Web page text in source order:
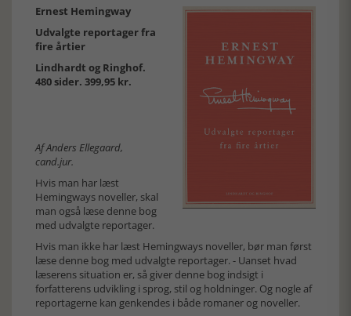
Ernest Hemingway
Udvalgte reportager fra
fire årtier
Lindhardt og Ringhof.
480 sider. 399,95 kr.
Af Anders Ellegaard,
cand.jur.
Hvis man har læst
Hemingways noveller, skal
man også læse denne bog
med udvalgte reportager.
Hvis man ikke har læst Hemingways noveller, bør man først
læse denne bog med udvalgte reportager. - Uanset hvad
læserens situation er, så giver denne bog indsigt i
forfatterens udvikling i sprog, stil og holdninger. Og nogle af
reportagerne kan genkendes i både romaner og noveller.